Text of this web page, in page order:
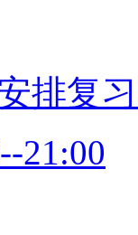
排复
21:00